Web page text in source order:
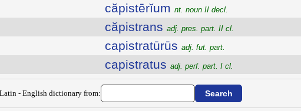
căpistērĭum nt. noun II decl.
căpistrans adj. pres. part. II cl.
capistratūrūs adj. fut. part.
capistratus adj. perf. part. I cl.
- English dictionary from: